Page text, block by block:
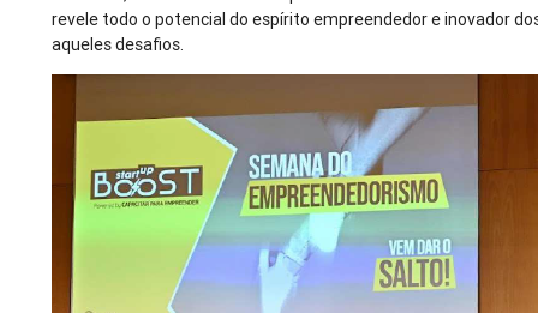
revele todo o potencial do espírito empreendedor e inovador
aqueles desafios.